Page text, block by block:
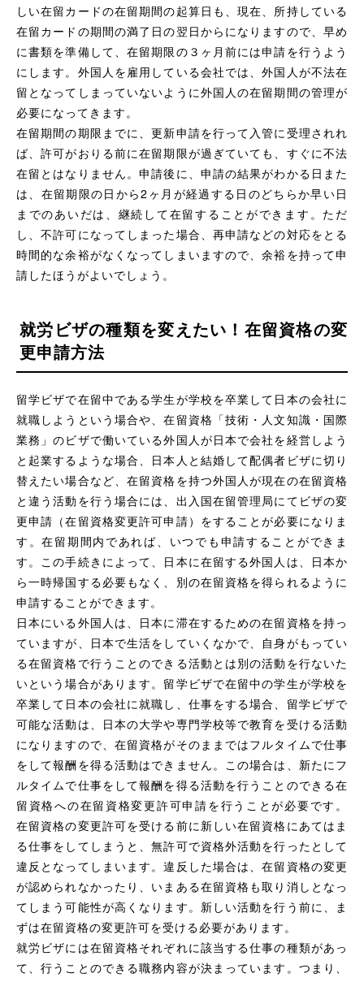
しい在留カードの在留期間の起算日も、現在、所持している
在留カードの期間の満了日の翌日からになりますので、早め
に書類を準備して、在留期限の３ヶ月前には申請を行うよう
にします。外国人を雇用している会社では、外国人が不法在
留となってしまっていないように外国人の在留期間の管理が
必要になってきます。
在留期間の期限までに、更新申請を行って入管に受理されれ
ば、許可がおりる前に在留期限が過ぎていても、すぐに不法
在留とはなりません。申請後に、申請の結果がわかる日また
は、在留期限の日から2ヶ月が経過する日のどちらか早い日
までのあいだは、継続して在留することができます。ただ
し、不許可になってしまった場合、再申請などの対応をとる
時間的な余裕がなくなってしまいますので、余裕を持って申
請したほうがよいでしょう。
就労ビザの種類を変えたい！在留資格の変
更申請方法
留学ビザで在留中である学生が学校を卒業して日本の会社に
就職しようという場合や、在留資格「技術・人文知識・国際
業務」のビザで働いている外国人が日本で会社を経営しよう
と起業するような場合、日本人と結婚して配偶者ビザに切り
替えたい場合など、在留資格を持つ外国人が現在の在留資格
と違う活動を行う場合には、出入国在留管理局にてビザの変
更申請（在留資格変更許可申請）をすることが必要になりま
す。在留期間内であれば、いつでも申請することができま
す。この手続きによって、日本に在留する外国人は、日本か
ら一時帰国する必要もなく、別の在留資格を得られるように
申請することができます。
日本にいる外国人は、日本に滞在するための在留資格を持っ
ていますが、日本で生活をしていくなかで、自身がもってい
る在留資格で行うことのできる活動とは別の活動を行ないた
いという場合があります。留学ビザで在留中の学生が学校を
卒業して日本の会社に就職し、仕事をする場合、留学ビザで
可能な活動は、日本の大学や専門学校等で教育を受ける活動
になりますので、在留資格がそのままではフルタイムで仕事
をして報酬を得る活動はできません。この場合は、新たにフ
ルタイムで仕事をして報酬を得る活動を行うことのできる在
留資格への在留資格変更許可申請を行うことが必要です。
在留資格の変更許可を受ける前に新しい在留資格にあてはま
る仕事をしてしまうと、無許可で資格外活動を行ったとして
違反となってしまいます。違反した場合は、在留資格の変更
が認められなかったり、いまある在留資格も取り消しとなっ
てしまう可能性が高くなります。新しい活動を行う前に、ま
ずは在留資格の変更許可を受ける必要があります。
就労ビザには在留資格それぞれに該当する仕事の種類があっ
て、行うことのできる職務内容が決まっています。つまり、